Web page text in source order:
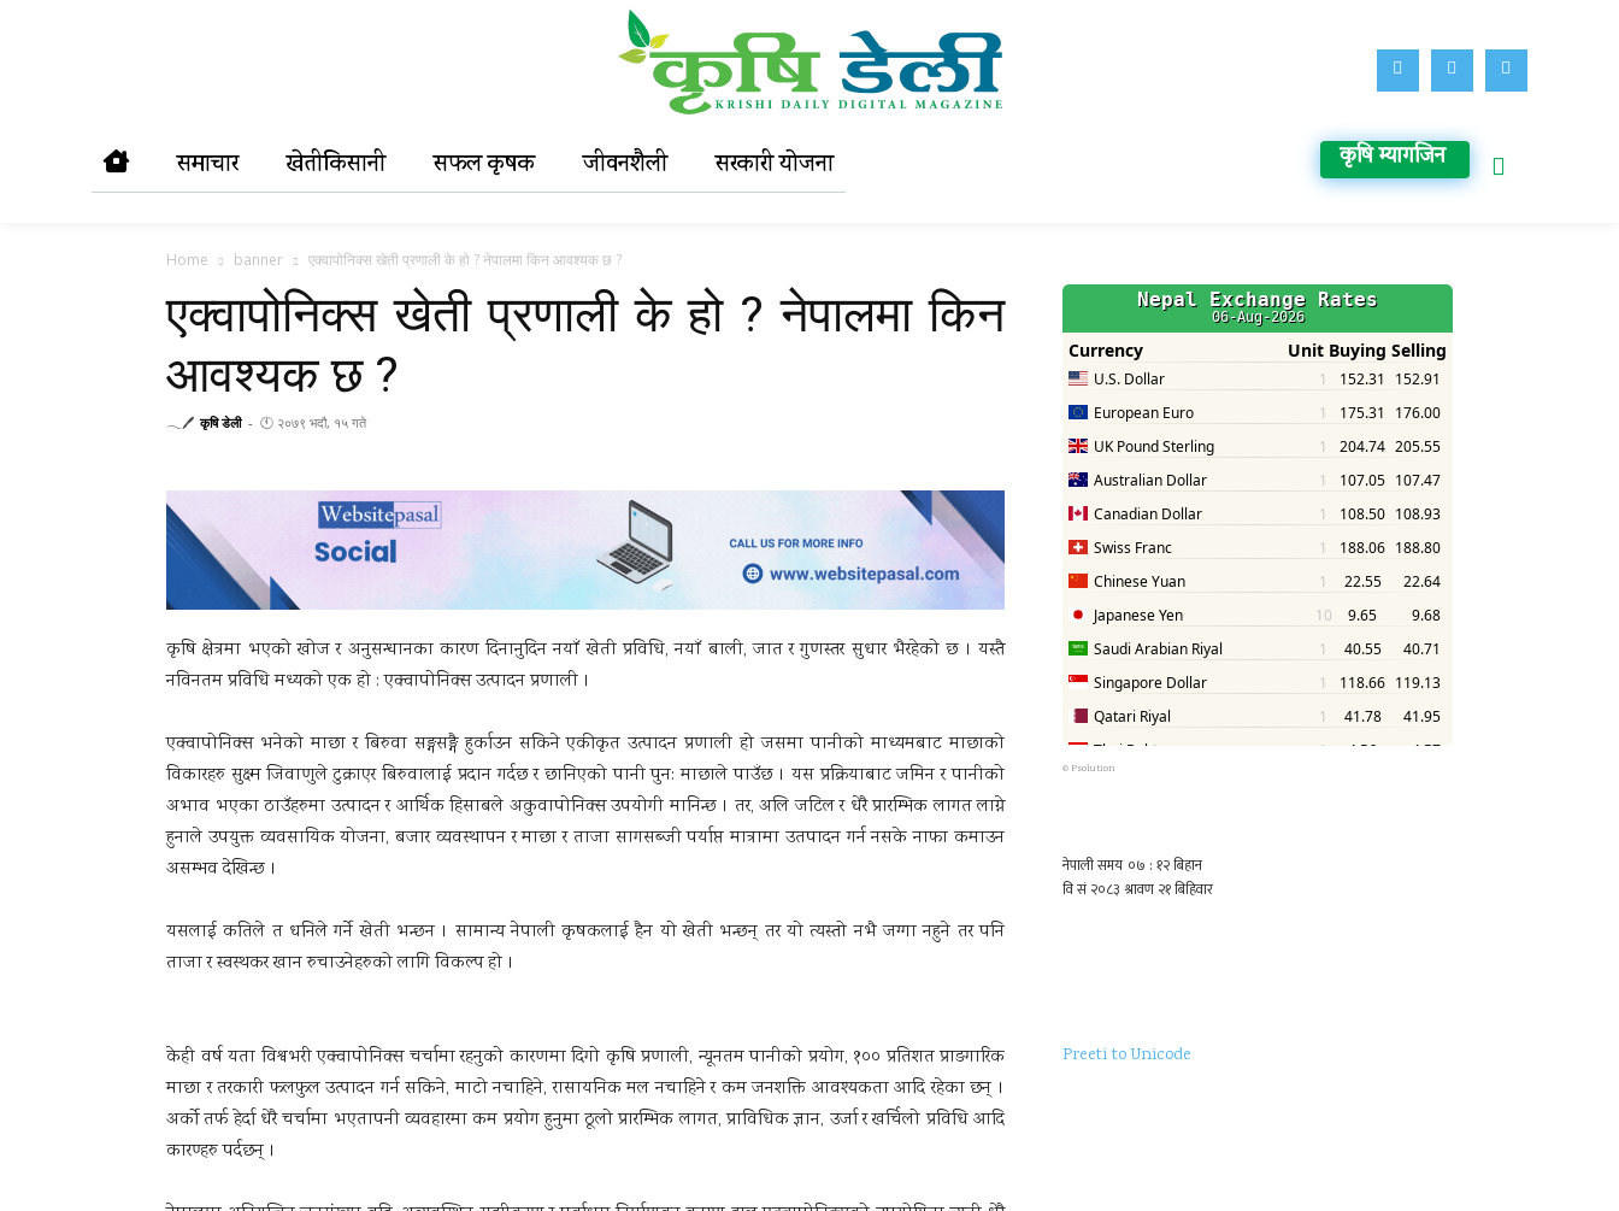
समाचार खेतीकिसानी सफल कृषक जीवनशैली सरकारी याेजना कृषि म्यागजिन
Home banner एक्वापोनिक्स खेती प्रणाली के हो ? नेपालमा किन आवश्यक छ ?
एक्वापोनिक्स खेती प्रणाली के हो ? नेपालमा किन
आवश्यक छ ?
𓂃🖊 कृषि डेली - 🕚 २०७९ भदौ, १५ गते
कृषि क्षेत्रमा भएको खोज र अनुसन्धानका कारण दिनानुदिन नयाँ खेती प्रविधि, नयाँ बाली, जात र गुणस्तर सुधार भैरहेको छ । यस्तै
नविनतम प्रविधि मध्यको एक हो : एक्वापोनिक्स उत्पादन प्रणाली ।
एक्वापोनिक्स भनेको माछा र बिरुवा सङ्गसङ्गै हुर्काउन सकिने एकीकृत उत्पादन प्रणाली हो जसमा पानीको माध्यमबाट माछाको
विकारहरु सुक्ष्म जिवाणुले टुक्राएर बिरुवालाई प्रदान गर्दछ र छानिएको पानी पुन: माछाले पाउँछ । यस प्रक्रियाबाट जमिन र पानीको
अभाव भएका ठाउँहरुमा उत्पादन र आर्थिक हिसाबले अकुवापोनिक्स उपयोगी मानिन्छ । तर, अलि जटिल र धेरै प्रारम्भिक लागत लाग्ने
हुनाले उपयुक्त व्यवसायिक योजना, बजार व्यवस्थापन र माछा र ताजा सागसब्जी पर्याप्त मात्रामा उतपादन गर्न नसके नाफा कमाउन
असम्भव देखिन्छ ।
यसलाई कतिले त धनिले गर्ने खेती भन्छन । सामान्य नेपाली कृषकलाई हैन यो खेती भन्छन् तर यो त्यस्तो नभै जग्गा नहुने तर पनि
ताजा र स्वस्थकर खान रुचाउनेहरुको लागि विकल्प हो ।
केही वर्ष यता विश्वभरी एक्वापोनिक्स चर्चामा रहनुको कारणमा दिगो कृषि प्रणाली, न्यूनतम पानीको प्रयोग, १०० प्रतिशत प्राङगारिक
माछा र तरकारी फलफुल उत्पादन गर्न सकिने, माटो नचाहिने, रासायनिक मल नचाहिने र कम जनशक्ति आवश्यकता आदि रहेका छन् ।
अर्को तर्फ हेर्दा धेरै चर्चामा भएतापनी व्यवहारमा कम प्रयोग हुनुमा ठूलो प्रारम्भिक लागत, प्राविधिक ज्ञान, उर्जा र खर्चिलो प्रविधि आदि
कारण्हरु पर्दछन् ।
© Psolution
Preeti to Unicode